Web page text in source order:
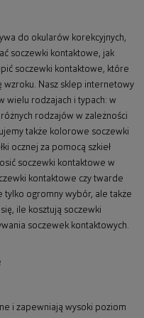
do okularów korekcyjnych,
soczewki kontaktowe, jak
soczewki kontaktowe, które
wzroku. Nasz sklep internetowy
wielu rodzajach i typach: w
rodzajów w zależności
także kolorowe soczewki
ocznej za pomocą szkieł
soczewki kontaktowe w
kontaktowe czy twarde
tylko ogromny wybór, ale także
ile kosztują soczewki
soczewek kontaktowych.
i zapewniają wysoki poziom